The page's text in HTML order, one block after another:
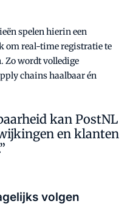
spelen hierin een
om real-time registratie te
Zo wordt volledige
chains haalbaar én
kan PostNL
en klanten
volgen